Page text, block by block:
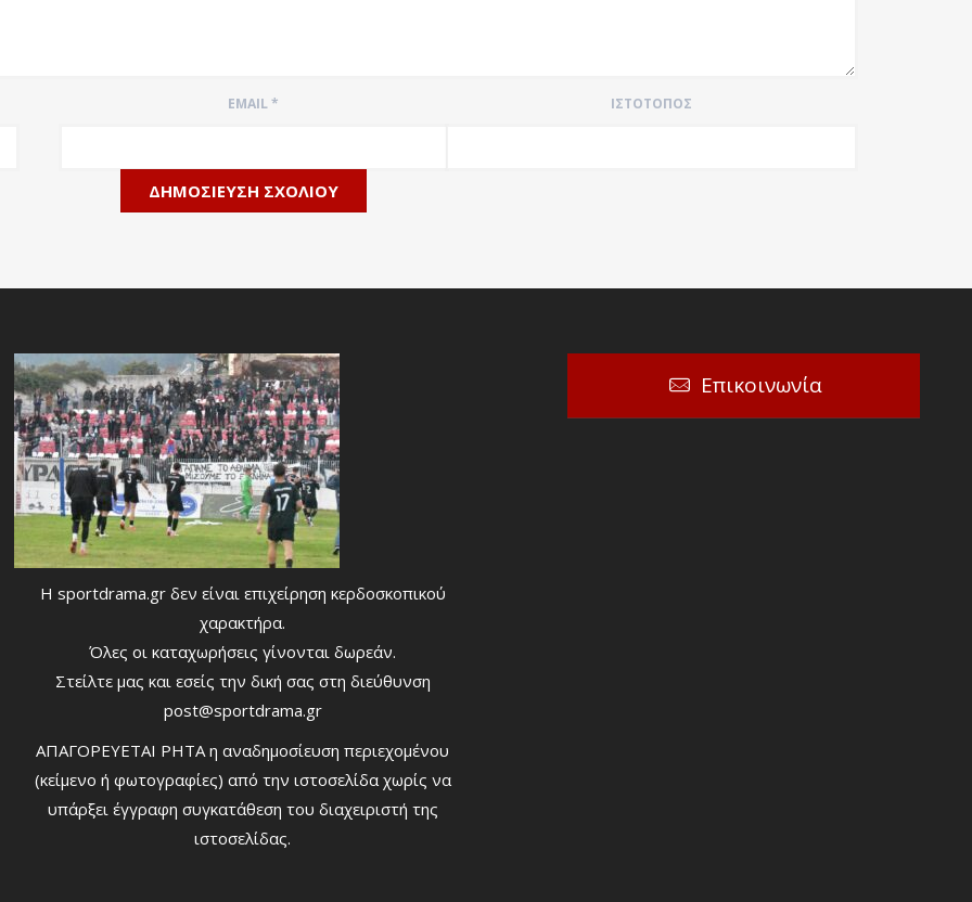
EMAIL* ΙΣΤΌΤΟΠΟΣ
Η sportdrama.gr δεν είναι επιχείρηση κερδοσκοπικού
χαρακτήρα.
Όλες οι καταχωρήσεις γίνονται δωρεάν.
Στείλτε μας και εσείς την δική σας στη διεύθυνση
post@sportdrama.gr
ΑΠΑΓΟΡΕΥΕΤΑΙ ΡΗΤΑ η αναδημοσίευση περιεχομένου
(κείμενο ή φωτογραφίες) από την ιστοσελίδα χωρίς να
υπάρξει έγγραφη συγκατάθεση του διαχειριστή της
ιστοσελίδας.
Επικοινωνία